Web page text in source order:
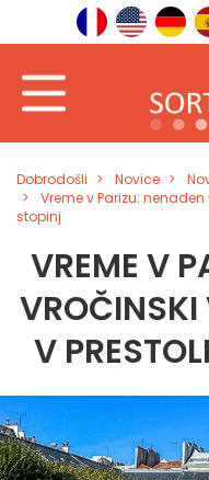
Dobrodošli Novice
Vreme v Parizu:
stopinj
VREME V
VROČINSKI
V